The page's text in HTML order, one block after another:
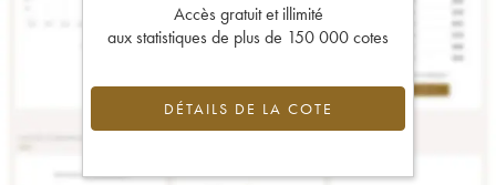
Accès gratuit et illimité
aux statistiques de plus de 150 000 cotes
DÉTAILS DE LA COTE